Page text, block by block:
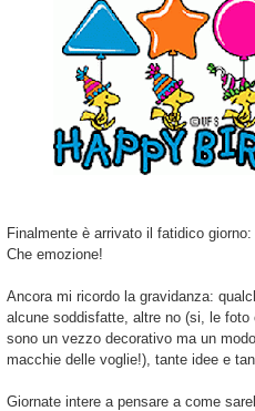
Finalmente è arrivato il fatidico
Che emozione!
Ancora mi ricordo la gravidanza:
alcune soddisfatte, altre no (si, le foto
sono un vezzo decorativo ma un
macchie delle voglie!), tante idee e
Giornate intere a pensare a come